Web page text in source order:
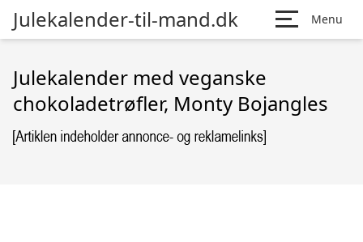
Julekalender-til-mand.dk Menu
Julekalender med veganske
chokoladetrøfler, Monty Bojangles